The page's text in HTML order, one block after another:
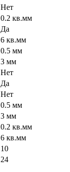
Нет
0.2 кв.мм
Да
6 кв.мм
0.5 мм
3 мм
Нет
Да
Нет
0.5 мм
3 мм
0.2 кв.мм
6 кв.мм
10
24